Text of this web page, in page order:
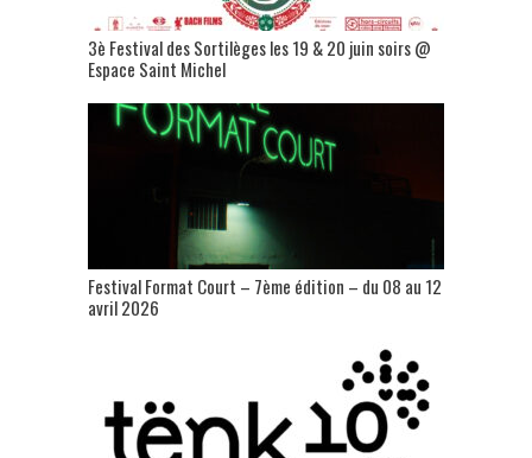
3è Festival des Sortilèges les 19 & 20 juin soirs @
Espace Saint Michel
Festival Format Court – 7ème édition – du 08 au 12
avril 2026